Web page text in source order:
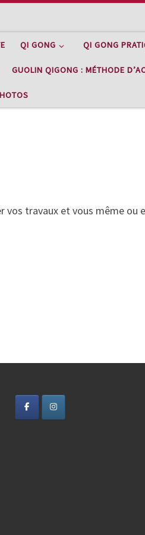
QI GONG QI GONG
GUOLIN QIGONG : MÉTHODE
travaux et vous même ou